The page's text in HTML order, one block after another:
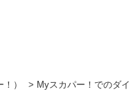
） > Myスカパー！でのダイ